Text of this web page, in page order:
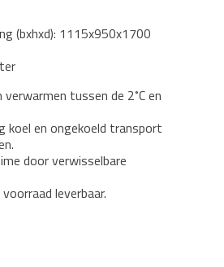
(bxhxd): 1115x950x1700
verwarmen tussen de 2˚C en
koel en ongekoeld transport
door verwisselbare
leverbaar.